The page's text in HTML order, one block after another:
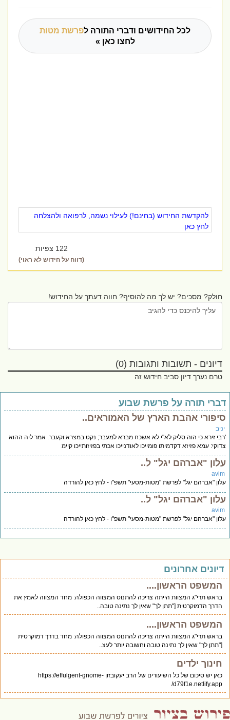
לכל החידושים ודברי התורה לפרשת מטות
לחצו כאן »
להקדשת החידוש (בחינם!) לעילוי נשמה, לרפואה ולהצלחה
לחץ כאן
122 צפיות
(דווח על חידוש לא ראוי)
חולק? מסכים? יש לך מה להוסיף? חווה דעתך על החידוש!
דיונים - תשובות ותגובות (0)
טרם נערך דיון סביב חידוש זה
תורה על פרשת שבוע
אהבת הארץ של האמוראים..
זירא כי הוה סליק לא"י לא אשכח מברא למעבר; נקט במצרא וקעבר. אמר ליה ההוא
עמא פזיזא דקדמיתו פומייכו לאודנייכו אכתי בפזיזותייכו קיימ
"אברהם יגל" ל..
"אברהם יגל" לפרשת "מטות-מסעי" תשפ"ו - לחץ כאן להורדה
"אברהם יגל" ל..
"אברהם יגל" לפרשת "מטות-מסעי" תשפ"ו - לחץ כאן להורדה
אחרונים
המשפט הראשון....
בראש תרי"ג המצוות הייתה צריכה להתנוס המצווה הכפולה: מחד המצווה לאמץ את
הדרך הדמוקרטית ["תתן לך" שאין לך נתינה טובה..
המשפט הראשון....
בראש תרי"ג המצוות הייתה צריכה להתנוס המצווה הכפולה: מחד בדרך דמוקרטית
["תתן לך" שאין לך נתינה טובה וחשובה יותר לעצ..
חינוך ילדים
כאן יש סיכום של כל השיעורים של הרב יעקובזון https://effulgent-gnome-
d79f1e.netlify.app/